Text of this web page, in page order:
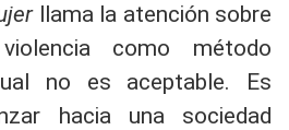
llama la atención sobre
como método
no es aceptable. Es
hacia una sociedad